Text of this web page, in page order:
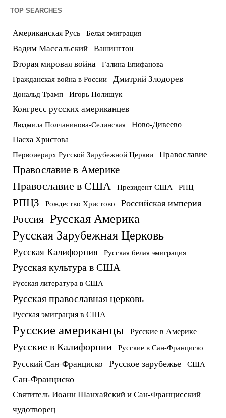
TOP SEARCHES
Американская Русь Белая эмиграция
Вадим Массальский Вашингтон
Вторая мировая война Галина Епифанова
Гражданская война в России Дмитрий Злодорев
Дональд Трамп Игорь Полищук
Конгресс русских американцев
Людмила Полчанинова-Селинская Ново-Дивеево
Пасха Христова
Первоиерарх Русской Зарубежной Церкви Православие
Православие в Америке
Православие в США Президент США РПЦ
РПЦЗ Рождество Христово Российская империя
Россия Русская Америка
Русская Зарубежная Церковь
Русская Калифорния Русская белая эмиграция
Русская культура в США
Русская литература в США
Русская православная церковь
Русская эмиграция в США
Русские американцы Русские в Америке
Русские в Калифорнии Русские в Сан-Франциско
Русский Сан-Франциско Русское зарубежье США
Сан-Франциско
Святитель Иоанн Шанхайский и Сан-Францисский
чудотворец